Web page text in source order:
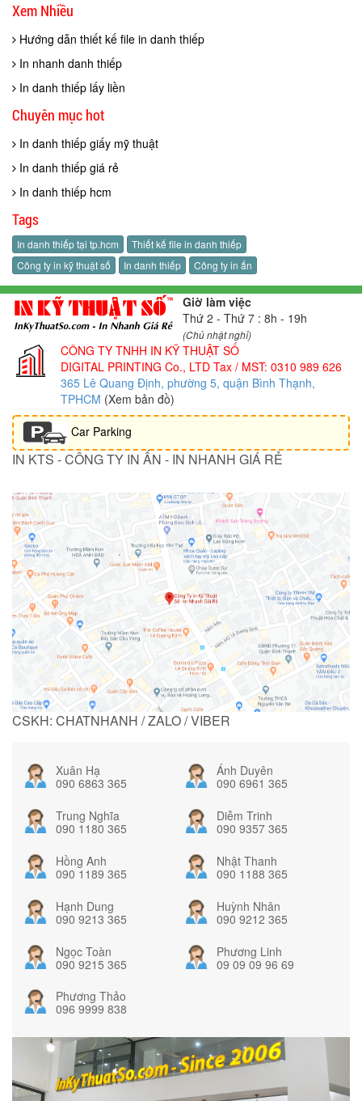
Xem Nhiều
Hướng dẫn thiết kế file in danh thiếp
In nhanh danh thiếp
In danh thiếp lấy liền
Chuyên mục hot
In danh thiếp giấy mỹ thuật
In danh thiếp giá rẻ
In danh thiếp hcm
Tags
In danh thiếp tại tp.hcm
Thiết kế file in danh thiếp
Công ty in kỹ thuật số
In danh thiếp Công ty in ấn
Giờ làm việc
Thứ 2 - Thứ 7 : 8h - 19h
(Chủ nhật nghỉ)
CÔNG TY TNHH IN KỸ THUẬT SỐ
DIGITAL PRINTING Co., LTD Tax / MST: 0310 989 626
365 Lê Quang Định, phường 5, quận Bình Thạnh,
TPHCM (Xem bản đồ)
Car Parking
IN KTS - CÔNG TY IN ẤN - IN NHANH GIÁ RẺ
CSKH: CHATNHANH / ZALO / VIBER
Xuân Hạ
090 6863 365
Ánh Duyên
090 6961 365
Trung Nghĩa
090 1180 365
Diễm Trinh
090 9357 365
Hồng Anh
090 1189 365
Nhật Thanh
090 1188 365
Hạnh Dung
090 9213 365
Huỳnh Nhân
090 9212 365
Ngọc Toàn
090 9215 365
Phương Linh
09 09 09 96 69
Phương Thảo
096 9999 838